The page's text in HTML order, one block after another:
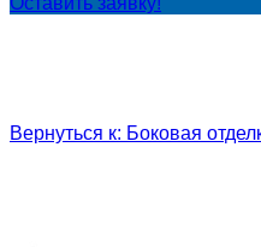
Вернуться к: Боковая